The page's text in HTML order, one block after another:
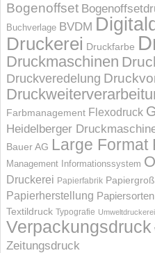
Bogenoffset
Buchverlage BVDM
Druckerei Druckfarbe
Druckmaschinen
Druckveredelung
Farbmanagement Flexodruck
Heidelberger
Bauer AG Large Format
Management Informations­system
Druckerei Papierfabrik
Papierherstellung Papiersorten
Textildruck Typografie Umweltdruckerei
Verpackungsdruck
Zeitungsdruck